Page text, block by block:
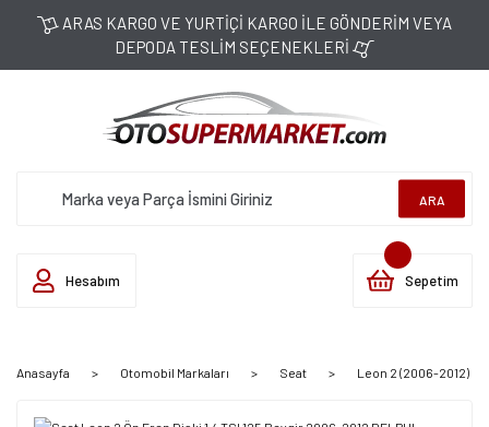
ARAS KARGO VE YURTİÇİ KARGO İLE GÖNDERİM VEYA
DEPODA TESLİM SEÇENEKLERİ
ARA
Hesabım Sepetim
Anasayfa Otomobil Markaları Seat Leon 2 (2006-2012)